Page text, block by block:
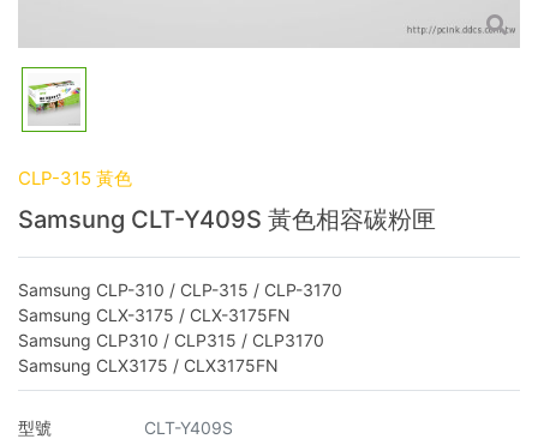
CLP-315 黃色
Samsung CLT-Y409S 黃色相容碳粉匣
Samsung CLP-310 / CLP-315 / CLP-3170
Samsung CLX-3175 / CLX-3175FN
Samsung CLP310 / CLP315 / CLP3170
Samsung CLX3175 / CLX3175FN
型號
CLT-Y409S